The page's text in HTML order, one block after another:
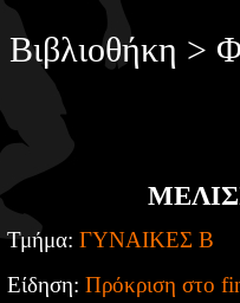
Βιβλιοθήκη >
Τμήμα: ΓΥΝΑΙΚΕΣ Β
Είδηση: Πρόκριση στο